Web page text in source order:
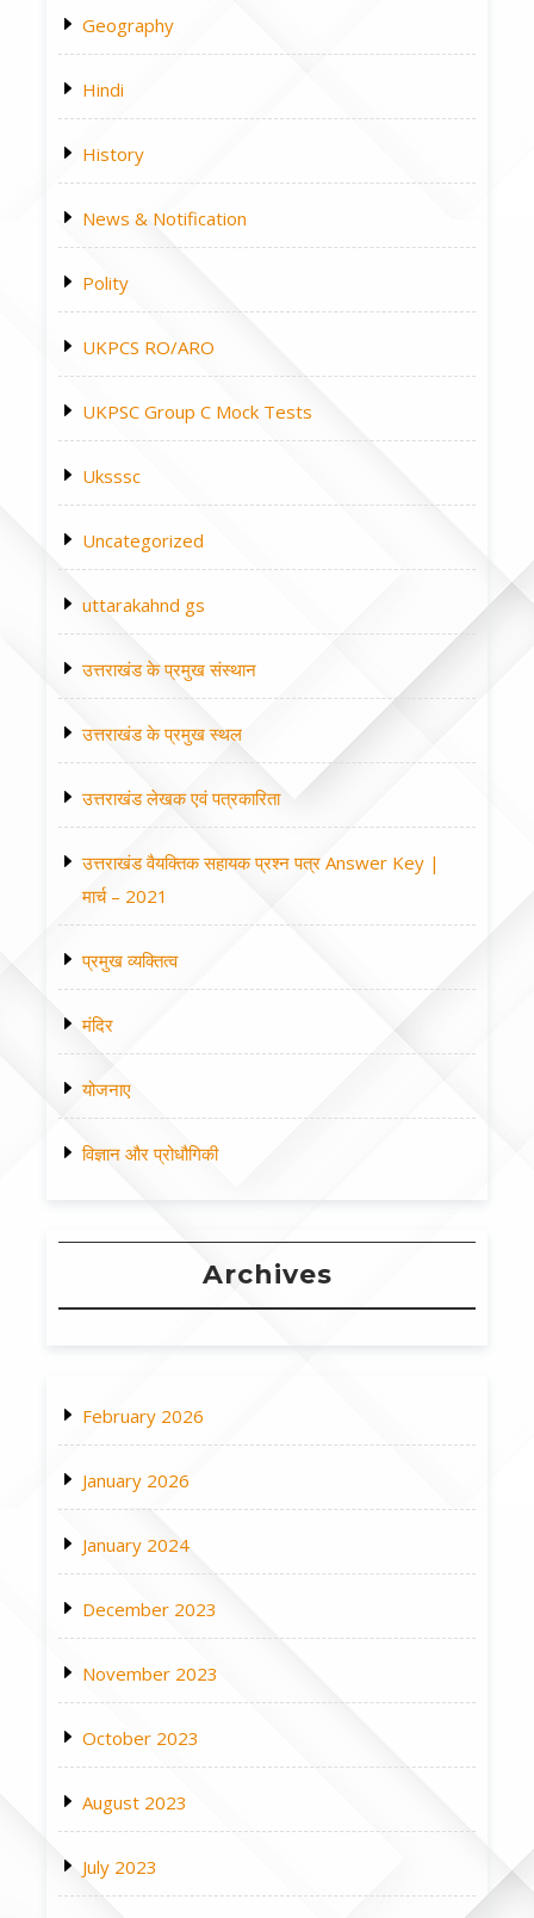
Geography
Hindi
History
News & Notification
Polity
UKPCS RO/ARO
UKPSC Group C Mock Tests
Uksssc
Uncategorized
uttarakahnd gs
उत्तराखंड के प्रमुख संस्थान
उत्तराखंड के प्रमुख स्थल
उत्तराखंड लेखक एवं पत्रकारिता
उत्तराखंड वैयक्तिक सहायक प्रश्न पत्र Answer Key |
मार्च – 2021
प्रमुख व्यक्तित्व
मंदिर
योजनाए
विज्ञान और प्रोधौगिकी
Archives
February 2026
January 2026
January 2024
December 2023
November 2023
October 2023
August 2023
July 2023